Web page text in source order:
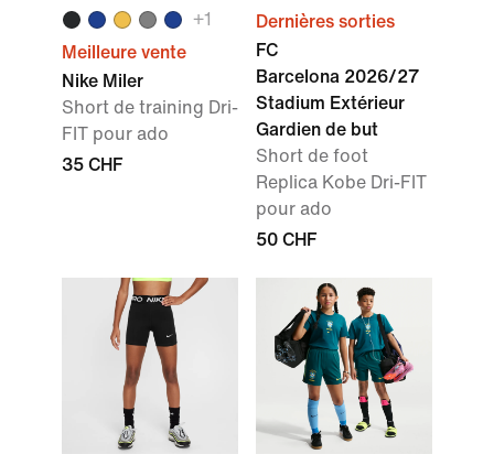
+1
Meilleure vente
Nike Miler
Short de training Dri-
FIT pour ado
35 CHF
Dernières sorties
FC
Barcelona 2026/27
Stadium Extérieur
Gardien de but
Short de foot
Replica Kobe Dri-FIT
pour ado
50 CHF